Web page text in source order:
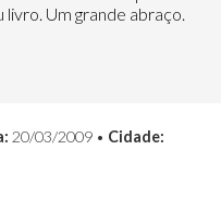
Um grande abraço.
20/03/2009 • Cidade: